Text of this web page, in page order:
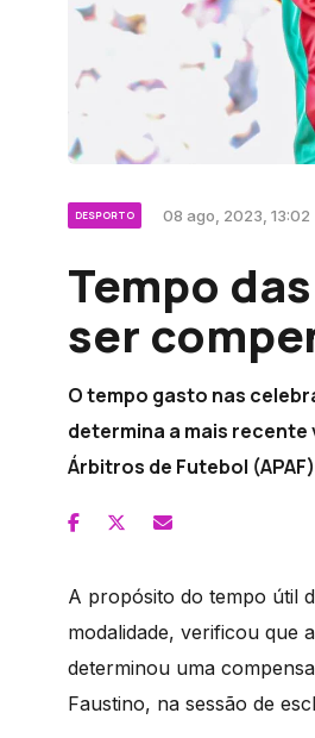
DESPORTO 08 ago, 2023, 13:02
Tempo
ser
O tempo gasto nas
determina a mais
Árbitros de Futebol
A propósito do tempo útil
modalidade, verificou que
determinou uma
Faustino, na sessão de